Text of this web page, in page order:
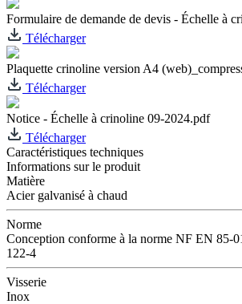
Formulaire de demande de devis - Échelle à
Télécharger
Plaquette crinoline version A4
Télécharger
Notice - Échelle à crinoline 09-2024.pdf
Télécharger
Caractéristiques techniques
Informations sur le produit
Matière
Acier galvanisé à chaud
Norme
Conception conforme à la norme NF EN 85-
122-4
Visserie
Inox